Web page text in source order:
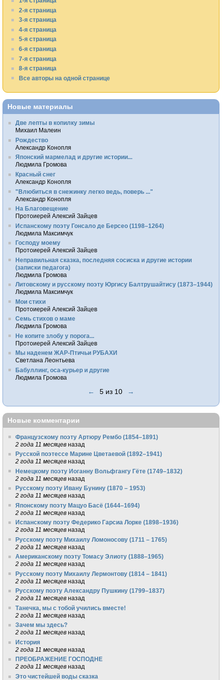
2-я страница
3-я страница
4-я страница
5-я страница
6-я страница
7-я страница
8-я страница
Все авторы на одной странице
Новые материалы
Две лепты в копилку зимы
Михаил Малеин
Рождество
Александр Конопля
Японский мармелад и другие истории...
Людмила Громова
Красный снег
Александр Конопля
"Влюбиться в снежинку легко ведь, поверь ..."
Александр Конопля
На Благовещение
Протоиерей Алексий Зайцев
Испанскому поэту Гонсало де Берсео (1198–1264)
Людмила Максимчук
Господу моему
Протоиерей Алексий Зайцев
Неправильная сказка, последняя сосиска и другие истории
(записки педагога)
Людмила Громова
Литовскому и русскому поэту Юргису Балтрушайтису (1873–1944)
Людмила Максимчук
Мои стихи
Протоиерей Алексий Зайцев
Семь стихов о маме
Людмила Громова
Не копите злобу у порога...
Протоиерей Алексий Зайцев
Мы наденем ЖАР-Птичьи РУБАХИ
Светлана Леонтьева
Бабуллинг, оса-курьер и другие
Людмила Громова
← 5 из 10 →
Новые комментарии
Французскому поэту Артюру Рембо (1854–1891)
2 года 11 месяцев назад
Русской поэтессе Марине Цветаевой (1892–1941)
2 года 11 месяцев назад
Немецкому поэту Иоганну Вольфгангу Гёте (1749–1832)
2 года 11 месяцев назад
Русскому поэту Ивану Бунину (1870 – 1953)
2 года 11 месяцев назад
Японскому поэту Мацуо Басё (1644–1694)
2 года 11 месяцев назад
Испанскому поэту Федерико Гарсиа Лорке (1898–1936)
2 года 11 месяцев назад
Русскому поэту Михаилу Ломоносову (1711 – 1765)
2 года 11 месяцев назад
Американскому поэту Томасу Элиоту (1888–1965)
2 года 11 месяцев назад
Русскому поэту Михаилу Лермонтову (1814 – 1841)
2 года 11 месяцев назад
Русскому поэту Александру Пушкину (1799–1837)
2 года 11 месяцев назад
Танечка, мы с тобой учились вместе!
2 года 11 месяцев назад
Зачем мы здесь?
2 года 11 месяцев назад
История
2 года 11 месяцев назад
ПРЕОБРАЖЕНИЕ ГОСПОДНЕ
2 года 11 месяцев назад
Это чистейшей воды сказка